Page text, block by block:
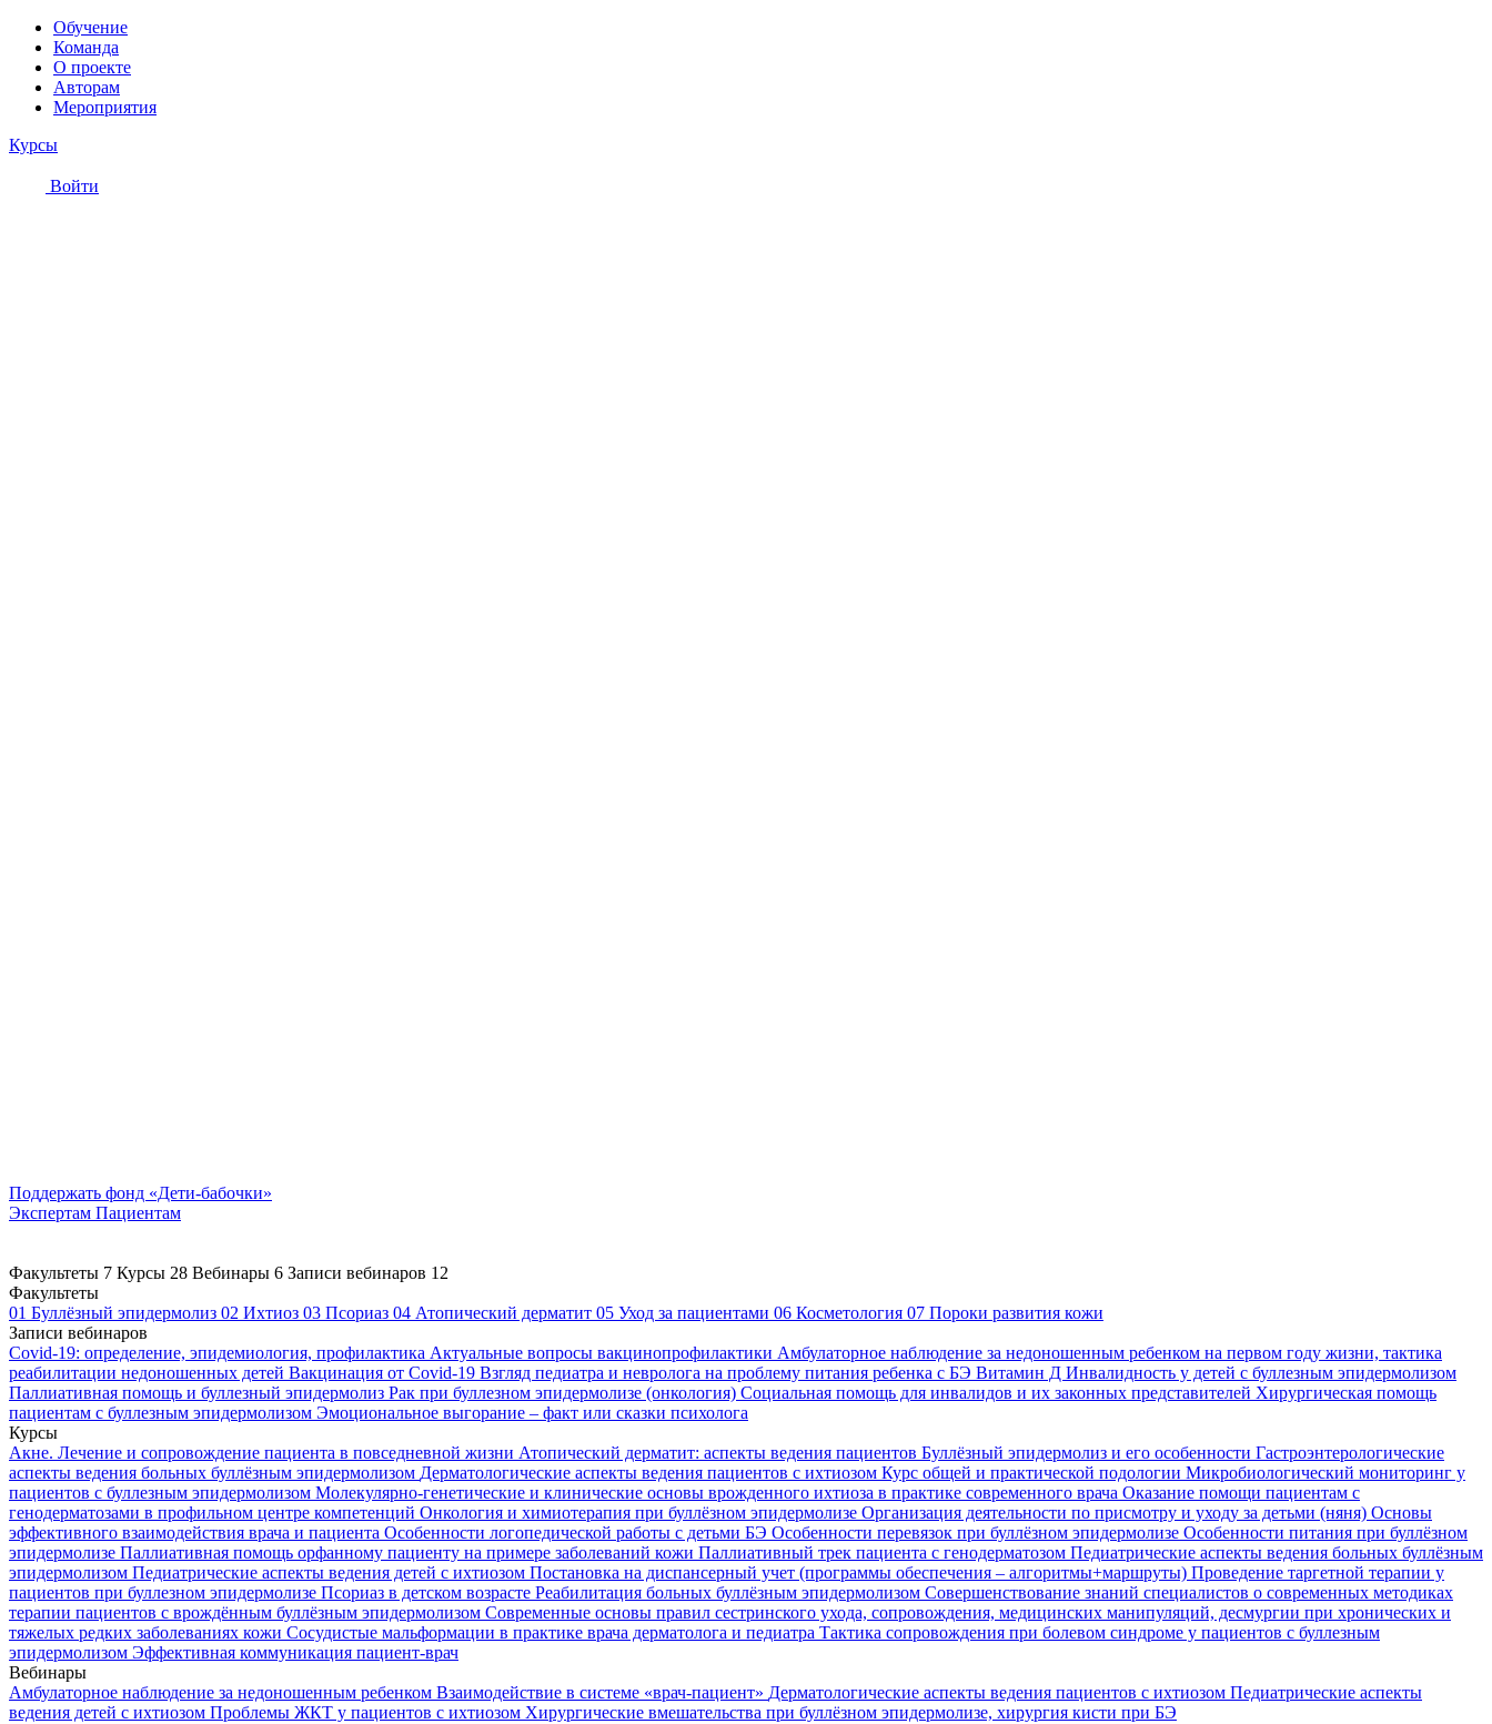
Обучение
Команда
О проекте
Авторам
Мероприятия
Курсы
Войти
Поддержать фонд «Дети-бабочки»
Экспертам Пациентам
Факультеты 7 Курсы 28 Вебинары 6 Записи вебинаров 12
Факультеты
01 Буллёзный эпидермолиз 02 Ихтиоз 03 Псориаз 04 Атопический дерматит 05 Уход за пациентами 06 Косметология 07 Пороки развития кожи
Записи вебинаров
Covid-19: определение, эпидемиология, профилактика Актуальные вопросы вакцинопрофилактики Амбулаторное наблюдение за недоношенным ребенком на первом году жизни, тактика
реабилитации недоношенных детей Вакцинация от Covid-19 Взгляд педиатра и невролога на проблему питания ребенка с БЭ Витамин Д Инвалидность у детей с буллезным эпидермолизом
Паллиативная помощь и буллезный эпидермолиз Рак при буллезном эпидермолизе (онкология) Социальная помощь для инвалидов и их законных представителей Хирургическая помощь
пациентам с буллезным эпидермолизом Эмоциональное выгорание – факт или сказки психолога
Курсы
Акне. Лечение и сопровождение пациента в повседневной жизни Атопический дерматит: аспекты ведения пациентов Буллёзный эпидермолиз и его особенности Гастроэнтерологические
аспекты ведения больных буллёзным эпидермолизом Дерматологические аспекты ведения пациентов с ихтиозом Курс общей и практической подологии Микробиологический мониторинг у
пациентов с буллезным эпидермолизом Молекулярно-генетические и клинические основы врожденного ихтиоза в практике современного врача Оказание помощи пациентам с
генодерматозами в профильном центре компетенций Онкология и химиотерапия при буллёзном эпидермолизе Организация деятельности по присмотру и уходу за детьми (няня) Основы
эффективного взаимодействия врача и пациента Особенности логопедической работы с детьми БЭ Особенности перевязок при буллёзном эпидермолизе Особенности питания при буллёзном
эпидермолизе Паллиативная помощь орфанному пациенту на примере заболеваний кожи Паллиативный трек пациента с генодерматозом Педиатрические аспекты ведения больных буллёзным
эпидермолизом Педиатрические аспекты ведения детей с ихтиозом Постановка на диспансерный учет (программы обеспечения – алгоритмы+маршруты) Проведение таргетной терапии у
пациентов при буллезном эпидермолизе Псориаз в детском возрасте Реабилитация больных буллёзным эпидермолизом Совершенствование знаний специалистов о современных методиках
терапии пациентов с врождённым буллёзным эпидермолизом Современные основы правил сестринского ухода, сопровождения, медицинских манипуляций, десмургии при хронических и
тяжелых редких заболеваниях кожи Сосудистые мальформации в практике врача дерматолога и педиатра Тактика сопровождения при болевом синдроме у пациентов с буллезным
эпидермолизом Эффективная коммуникация пациент-врач
Вебинары
Амбулаторное наблюдение за недоношенным ребенком Взаимодействие в системе «врач-пациент» Дерматологические аспекты ведения пациентов с ихтиозом Педиатрические аспекты
ведения детей с ихтиозом Проблемы ЖКТ у пациентов с ихтиозом Хирургические вмешательства при буллёзном эпидермолизе, хирургия кисти при БЭ